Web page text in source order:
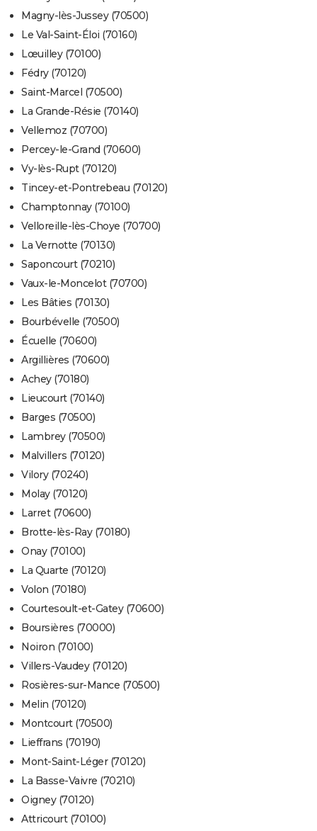
Magny-lès-Jussey (70500)
Le Val-Saint-Éloi (70160)
Lœuilley (70100)
Fédry (70120)
Saint-Marcel (70500)
La Grande-Résie (70140)
Vellemoz (70700)
Percey-le-Grand (70600)
Vy-lès-Rupt (70120)
Tincey-et-Pontrebeau (70120)
Champtonnay (70100)
Velloreille-lès-Choye (70700)
La Vernotte (70130)
Saponcourt (70210)
Vaux-le-Moncelot (70700)
Les Bâties (70130)
Bourbévelle (70500)
Écuelle (70600)
Argillières (70600)
Achey (70180)
Lieucourt (70140)
Barges (70500)
Lambrey (70500)
Malvillers (70120)
Vilory (70240)
Molay (70120)
Larret (70600)
Brotte-lès-Ray (70180)
Onay (70100)
La Quarte (70120)
Volon (70180)
Courtesoult-et-Gatey (70600)
Boursières (70000)
Noiron (70100)
Villers-Vaudey (70120)
Rosières-sur-Mance (70500)
Melin (70120)
Montcourt (70500)
Lieffrans (70190)
Mont-Saint-Léger (70120)
La Basse-Vaivre (70210)
Oigney (70120)
Attricourt (70100)